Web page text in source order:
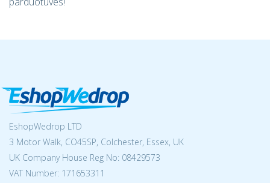
EshopWedrop LTD
3 Motor Walk, CO45SP, Colchester, Essex, UK
UK Company House Reg No: 08429573
VAT Number: 171653311